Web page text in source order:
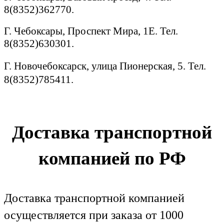
8(8352)362770.
Г. Чебоксары, Проспект Мира, 1Е. Тел.
8(8352)630301.
Г. Новочебоксарск, улица Пионерская, 5. Тел.
8(8352)785411.
Доставка транспортной
компанией по РФ
Доставка транспортной компанией
осуществляется при заказа от 1000